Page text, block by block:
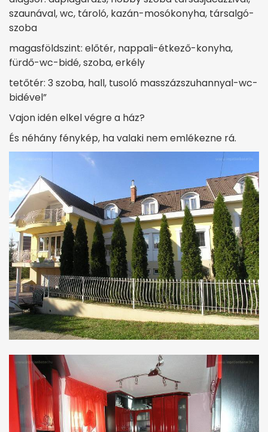
szaunával, wc, tároló, kazán-mosókonyha, társalgó-
szoba
magasföldszint: előtér, nappali-étkező-konyha,
fürdő-wc-bidé, szoba, erkély
tetőtér: 3 szoba, hall, tusoló masszázszuhannyal-wc-
bidével”
Vajon idén elkel végre a ház?
És néhány fénykép, ha valaki nem emlékezne rá.